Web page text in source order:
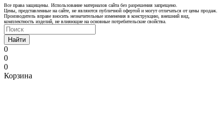
Все права защищены. Использование материалов сайта без разрешения запрещено.
Цены, представленные на сайте, не являются публичной офертой и могут отличаться от цены продаж.
Производитель вправе вносить незначительные изменения в конструкцию, внешний вид,
комплектность изделий, не влияющие на основные потребительские свойства.
Найти
0
0
0
Корзина